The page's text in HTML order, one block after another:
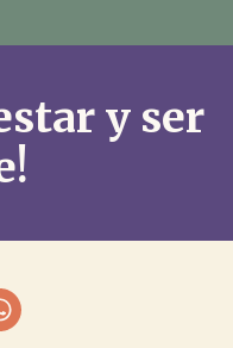
y ser